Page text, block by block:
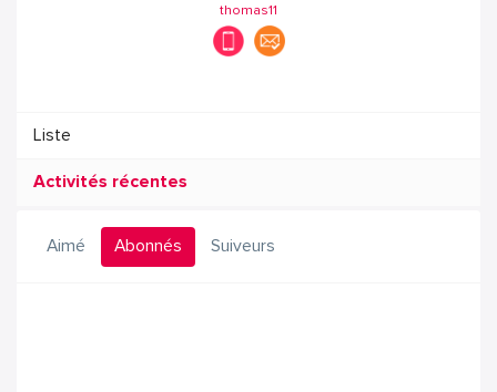
thomas11
Liste
Activités récentes
Aimé Abonnés Suiveurs